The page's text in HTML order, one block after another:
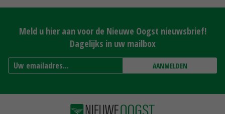
Meld u hier aan voor de Nieuwe Oogst nieuwsbrief!
Dagelijks in uw mailbox
AANMELDEN